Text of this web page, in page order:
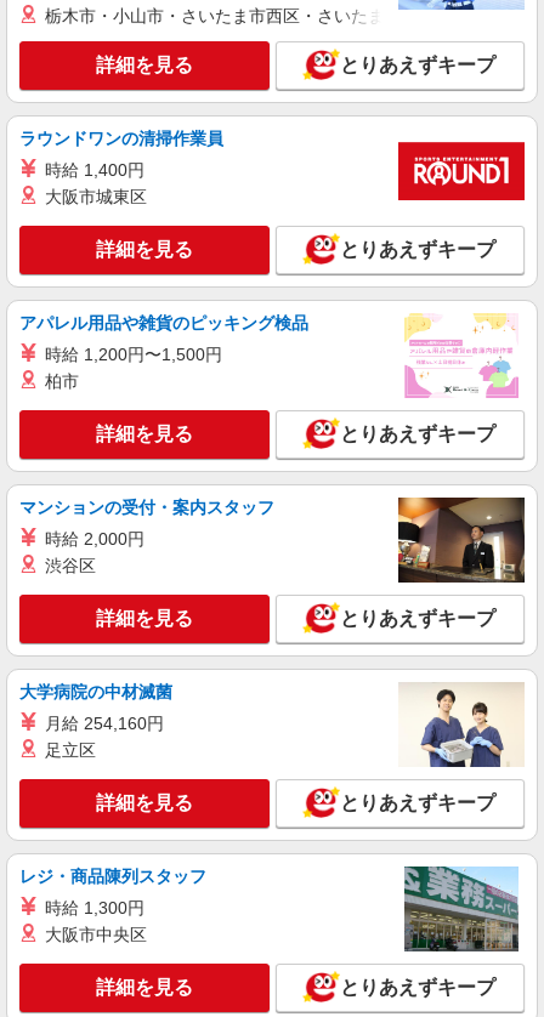
キープ 詳細を見る
株式会社kotrio /●KB-H-1668415
高級ホテルのような空間＊。西脇市駅▼サ高住
で見回りやお話相手など
時給1550円〜2187円 ＜日払い有/週払い有/交
西脇市内 ≪最寄り駅≫西脇市
キープ 詳細を見る
派遣社員
株式会社kotrio /●KB-H-1848904
シニア向けマンションで見守り・食事配膳など
＊西脇市＊。日払可
時給1550円〜2187円 ＜日払い有/週払い有/交
通費全支給(ガソリン代含む)＞
西脇市内 ≪最寄り駅≫西脇市
詳細を見る
[ 綺麗 ]高級シニアマンションで生活ケア/見守
りなど/西脇市駅
時給1550円〜2187円 ＜日払い有/週払い有/交
キープ 詳細を見る
派遣社員
株式会社kotrio /●KB-H-1848968
西脇市駅チカ≫稼げる◎シニアマンション
時給1550円〜2187円 ＜日払い有/週払い有/交
通費全支給(ガソリン代含む)＞
栃木市・小山市・さいたま市西区・さいたま市岩槻区・久喜市・
詳細を見る とりあえずキープ
ラウンドワンの清掃作業員
時給 1,400円
大阪市城東区
詳細を見る とりあえずキープ
アパレル用品や雑貨のピッキング検品
時給 1,200円〜1,500円
柏市
詳細を見る とりあえずキープ
マンションの受付・案内スタッフ
時給 2,000円
渋谷区
詳細を見る とりあえずキープ
大学病院の中材滅菌
月給 254,160円
足立区
詳細を見る とりあえずキープ
レジ・商品陳列スタッフ
時給 1,300円
大阪市中央区
詳細を見る とりあえずキープ